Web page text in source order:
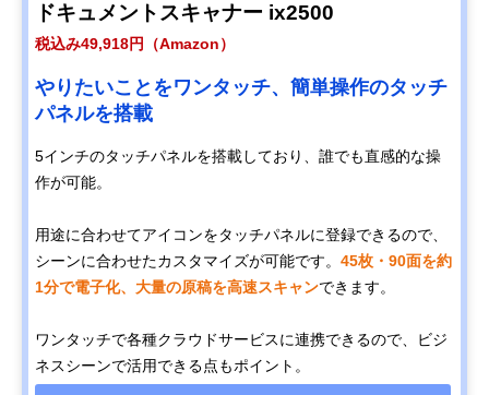
ドキュメントスキャナー ix2500
税込み49,918円（Amazon）
やりたいことをワンタッチ、簡単操作のタッチ
パネルを搭載
5インチのタッチパネルを搭載しており、誰でも直感的な操
作が可能。
用途に合わせてアイコンをタッチパネルに登録できるので、
シーンに合わせたカスタマイズが可能です。 45枚・90面を約
1分で電子化、大量の原稿を高速スキャンできます。
ワンタッチで各種クラウドサービスに連携できるので、ビジ
ネスシーンで活用できる点もポイント。